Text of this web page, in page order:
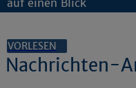
auf einen Blick
VORLESEN
Nachrichten-